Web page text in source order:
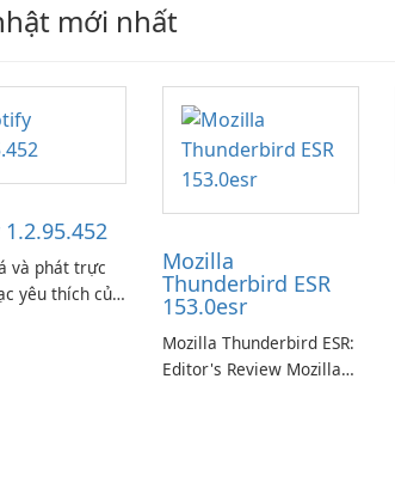
mới nhất
và phát trực
yêu thích của
Mozilla
Thunderbird ESR
153.0esr
Mozilla Thunderbird ESR:
Editor's Review Mozilla